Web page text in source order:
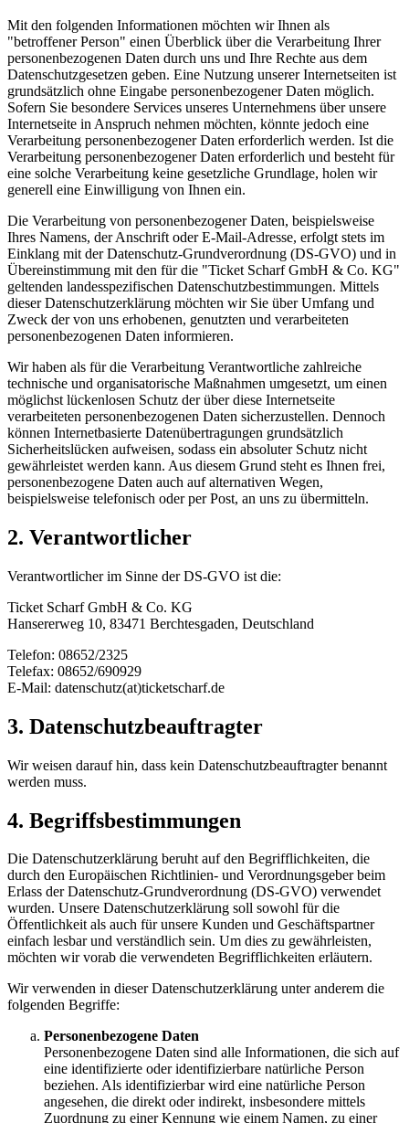
Mit den folgenden Informationen möchten wir Ihnen als
"betroffener Person" einen Überblick über die Verarbeitung Ihrer
personenbezogenen Daten durch uns und Ihre Rechte aus dem
Datenschutzgesetzen geben. Eine Nutzung unserer Internetseiten ist
grundsätzlich ohne Eingabe personenbezogener Daten möglich.
Sofern Sie besondere Services unseres Unternehmens über unsere
Internetseite in Anspruch nehmen möchten, könnte jedoch eine
Verarbeitung personenbezogener Daten erforderlich werden. Ist die
Verarbeitung personenbezogener Daten erforderlich und besteht für
eine solche Verarbeitung keine gesetzliche Grundlage, holen wir
generell eine Einwilligung von Ihnen ein.
Die Verarbeitung von personenbezogener Daten, beispielsweise
Ihres Namens, der Anschrift oder E-Mail-Adresse, erfolgt stets im
Einklang mit der Datenschutz-Grundverordnung (DS-GVO) und in
Übereinstimmung mit den für die "Ticket Scharf GmbH & Co. KG"
geltenden landesspezifischen Datenschutzbestimmungen. Mittels
dieser Datenschutzerklärung möchten wir Sie über Umfang und
Zweck der von uns erhobenen, genutzten und verarbeiteten
personenbezogenen Daten informieren.
Wir haben als für die Verarbeitung Verantwortliche zahlreiche
technische und organisatorische Maßnahmen umgesetzt, um einen
möglichst lückenlosen Schutz der über diese Internetseite
verarbeiteten personenbezogenen Daten sicherzustellen. Dennoch
können Internetbasierte Datenübertragungen grundsätzlich
Sicherheitslücken aufweisen, sodass ein absoluter Schutz nicht
gewährleistet werden kann. Aus diesem Grund steht es Ihnen frei,
personenbezogene Daten auch auf alternativen Wegen,
beispielsweise telefonisch oder per Post, an uns zu übermitteln.
2. Verantwortlicher
Verantwortlicher im Sinne der DS-GVO ist die:
Ticket Scharf GmbH & Co. KG
Hansererweg 10, 83471 Berchtesgaden, Deutschland
Telefon: 08652/2325
Telefax: 08652/690929
E-Mail: datenschutz(at)ticketscharf.de
3. Datenschutzbeauftragter
Wir weisen darauf hin, dass kein Datenschutzbeauftragter benannt
werden muss.
4. Begriffsbestimmungen
Die Datenschutzerklärung beruht auf den Begrifflichkeiten, die
durch den Europäischen Richtlinien- und Verordnungsgeber beim
Erlass der Datenschutz-Grundverordnung (DS-GVO) verwendet
wurden. Unsere Datenschutzerklärung soll sowohl für die
Öffentlichkeit als auch für unsere Kunden und Geschäftspartner
einfach lesbar und verständlich sein. Um dies zu gewährleisten,
möchten wir vorab die verwendeten Begrifflichkeiten erläutern.
Wir verwenden in dieser Datenschutzerklärung unter anderem die
folgenden Begriffe:
Personenbezogene Daten
Personenbezogene Daten sind alle Informationen, die sich auf
eine identifizierte oder identifizierbare natürliche Person
beziehen. Als identifizierbar wird eine natürliche Person
angesehen, die direkt oder indirekt, insbesondere mittels
Zuordnung zu einer Kennung wie einem Namen, zu einer